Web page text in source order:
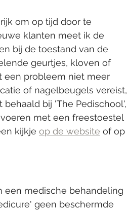
om op tijd door te
klanten meet ik de
bij de toestand van de
geurtjes, kloven of
een probleem niet meer
of nagelbeugels vereist,
behaald bij 'The Pedischool',
met een freestoestel
kijkje op de website of op
een medische behandeling
geen beschermde